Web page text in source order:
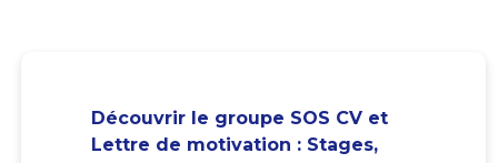
Découvrir le groupe SOS CV et
Lettre de motivation : Stages,